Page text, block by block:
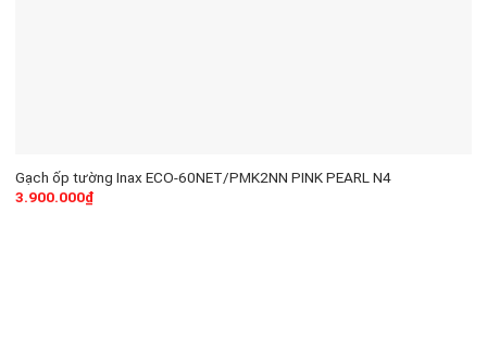
Gạch ốp tường Inax ECO-60NET/PMK2NN PINK PEARL N4
3.900.000₫